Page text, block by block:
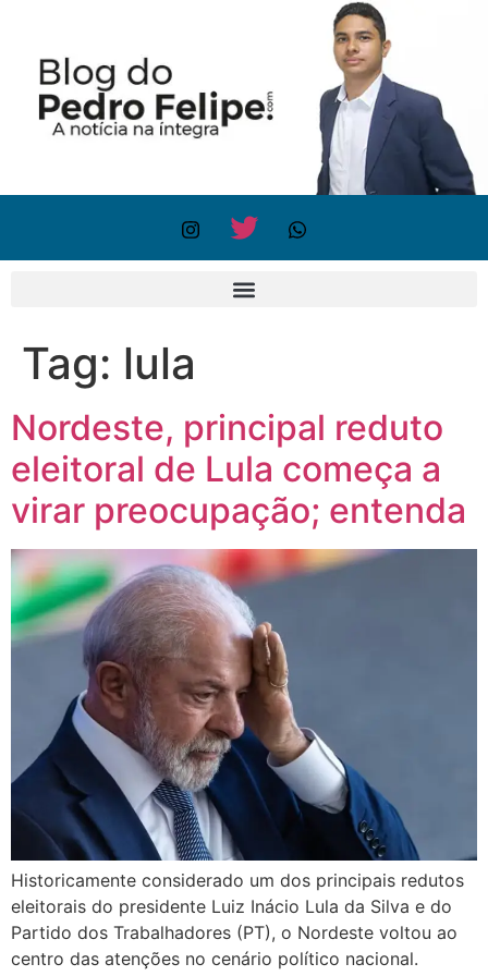
Tag: lula
Nordeste, principal reduto
eleitoral de Lula começa a
virar preocupação; entenda
Historicamente considerado um dos principais redutos
eleitorais do presidente Luiz Inácio Lula da Silva e do
Partido dos Trabalhadores (PT), o Nordeste voltou ao
centro das atenções no cenário político nacional.